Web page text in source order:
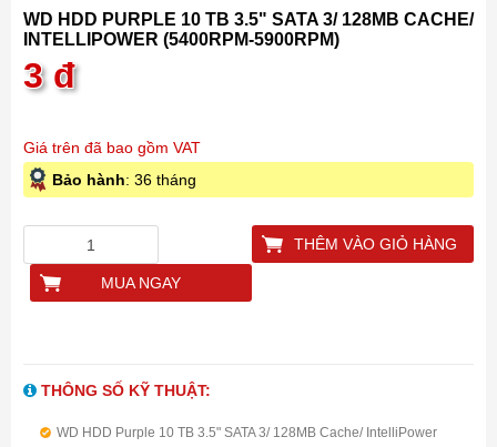
WD HDD PURPLE 10 TB 3.5" SATA 3/ 128MB CACHE/
INTELLIPOWER (5400RPM-5900RPM)
3đ
Giá trên đã bao gồm VAT
Bảo hành: 36 tháng
THÊM VÀO GIỎ HÀNG
MUA NGAY
THÔNG SỐ KỸ THUẬT:
WD HDD Purple 10 TB 3.5" SATA 3/ 128MB Cache/ IntelliPower